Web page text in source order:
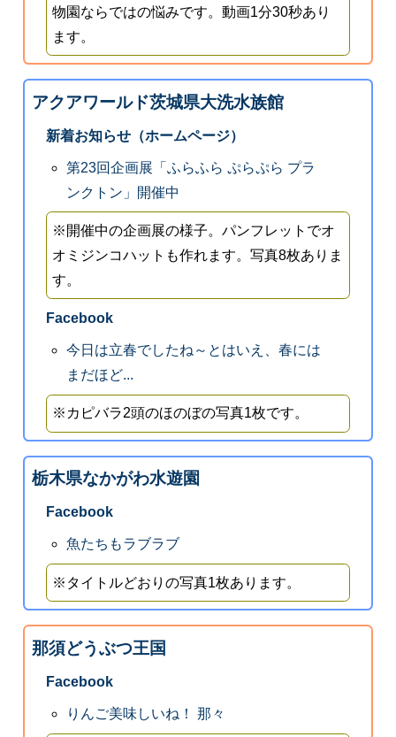
物園ならではの悩みです。動画1分30秒あり
ます。
アクアワールド茨城県大洗水族館
新着お知らせ（ホームページ）
第23回企画展「ふらふら ぷらぷら プラ
ンクトン」開催中
※開催中の企画展の様子。パンフレットでオ
オミジンコハットも作れます。写真8枚ありま
す。
Facebook
今日は立春でしたね～とはいえ、春には
まだほど...
※カピバラ2頭のほのぼの写真1枚です。
栃木県なかがわ水遊園
Facebook
魚たちもラブラブ
※タイトルどおりの写真1枚あります。
那須どうぶつ王国
Facebook
りんご美味しいね！ 那々